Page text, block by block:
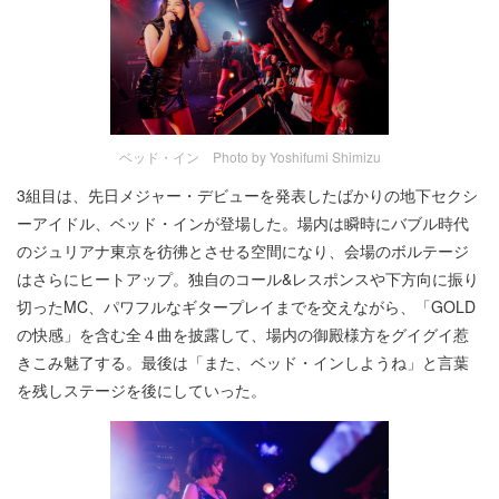
ベッド・イン Photo by Yoshifumi Shimizu
3組目は、先日メジャー・デビューを発表したばかりの地下セクシ
ーアイドル、ベッド・インが登場した。場内は瞬時にバブル時代
のジュリアナ東京を彷彿とさせる空間になり、会場のボルテージ
はさらにヒートアップ。独自のコール&レスポンスや下方向に振り
切ったMC、パワフルなギタープレイまでを交えながら、「GOLD
の快感」を含む全４曲を披露して、場内の御殿様方をグイグイ惹
きこみ魅了する。最後は「また、ベッド・インしようね」と言葉
を残しステージを後にしていった。